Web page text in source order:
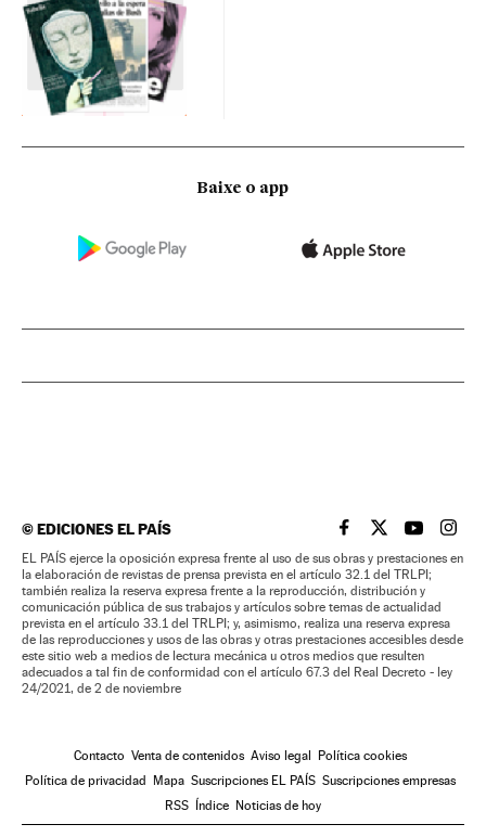
Baixe o app
©EDICIONES EL PAÍS EL PAÍS BRASIL EN
EL PAÍSEL PAÍS
EL
EL PAÍS ejerce la oposición expresa frente al uso de sus obras y prestaciones en
la elaboración de revistas de prensa prevista en el artículo 32.1 del TRLPI;
también realiza la reserva expresa frente a la reproducción, distribución y
comunicación pública de sus trabajos y artículos sobre temas de actualidad
prevista en el artículo 33.1 del TRLPI; y, asimismo, realiza una reserva expresa
de las reproducciones y usos de las obras y otras prestaciones accesibles desde
este sitio web a medios de lectura mecánica u otros medios que resulten
adecuados a tal fin de conformidad con el artículo 67.3 del Real Decreto - ley
24/2021, de 2 de noviembre
Contacto Venta de contenidos Aviso legal Política cookies
Política de privacidad Mapa Suscripciones EL PAÍS Suscripciones empresas
RSS Índice Noticias de hoy